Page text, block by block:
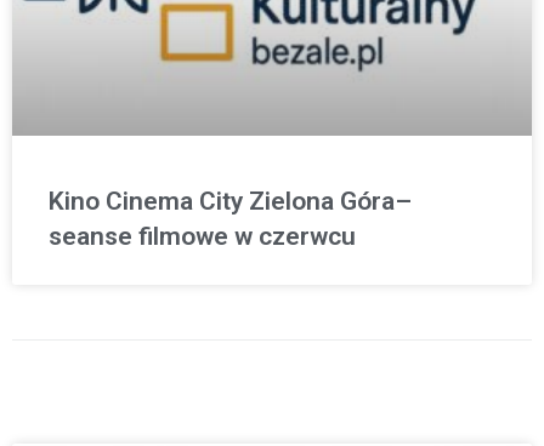
Kino Cinema City Zielona Góra–
seanse filmowe w czerwcu